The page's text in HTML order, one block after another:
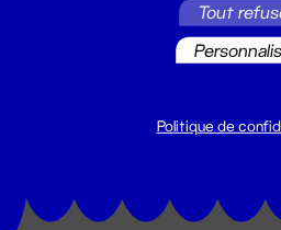
billetterie@leGrandT.fr
Du lundi au vendredi 14h → 18h
Tout
Politique de